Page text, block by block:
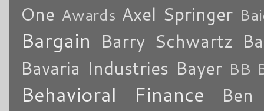
One Awards Axel Springer
Bargain Barry Schwartz
Bavaria Industries Bayer BB
Behavioral Finance